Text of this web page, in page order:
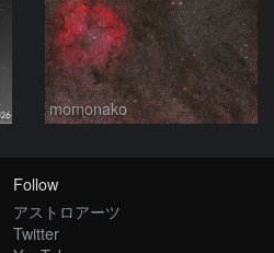
momonako
Follow
アストロアーツ
Twitter